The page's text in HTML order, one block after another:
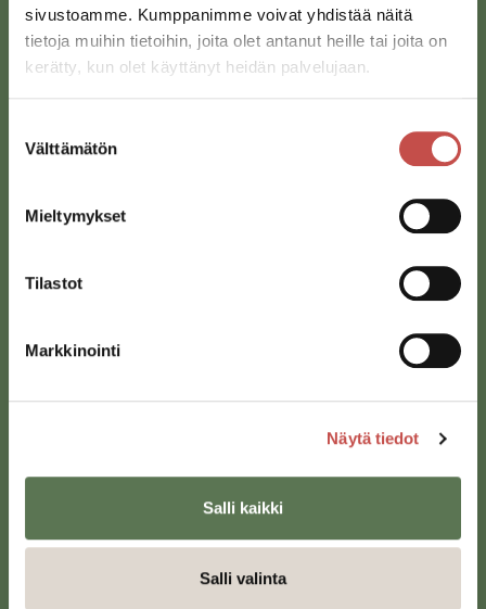
sivustoamme. Kumppanimme voivat yhdistää näitä
tietoja muihin tietoihin, joita olet antanut heille tai joita on
kerätty, kun olet käyttänyt heidän palvelujaan.
valinta
Välttämätön
Mieltymykset
Tilastot
Markkinointi
Näytä tiedot
Salli kaikki
Salli valinta
Sivulantie 11, PL 13
kirjaamo@saarijarvi.fi
Kotiin meille Saarijärvelle